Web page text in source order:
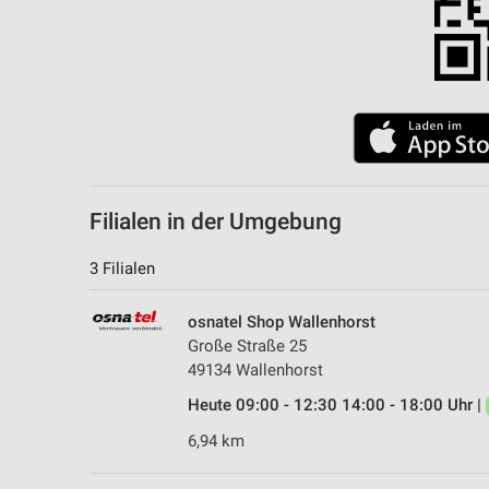
Filialen in der Umgebung
3 Filialen
osnatel Shop Wallenhorst
Große Straße 25
49134 Wallenhorst
Heute 09:00 - 12:30 14:00 - 18:00 Uhr |
6,94 km